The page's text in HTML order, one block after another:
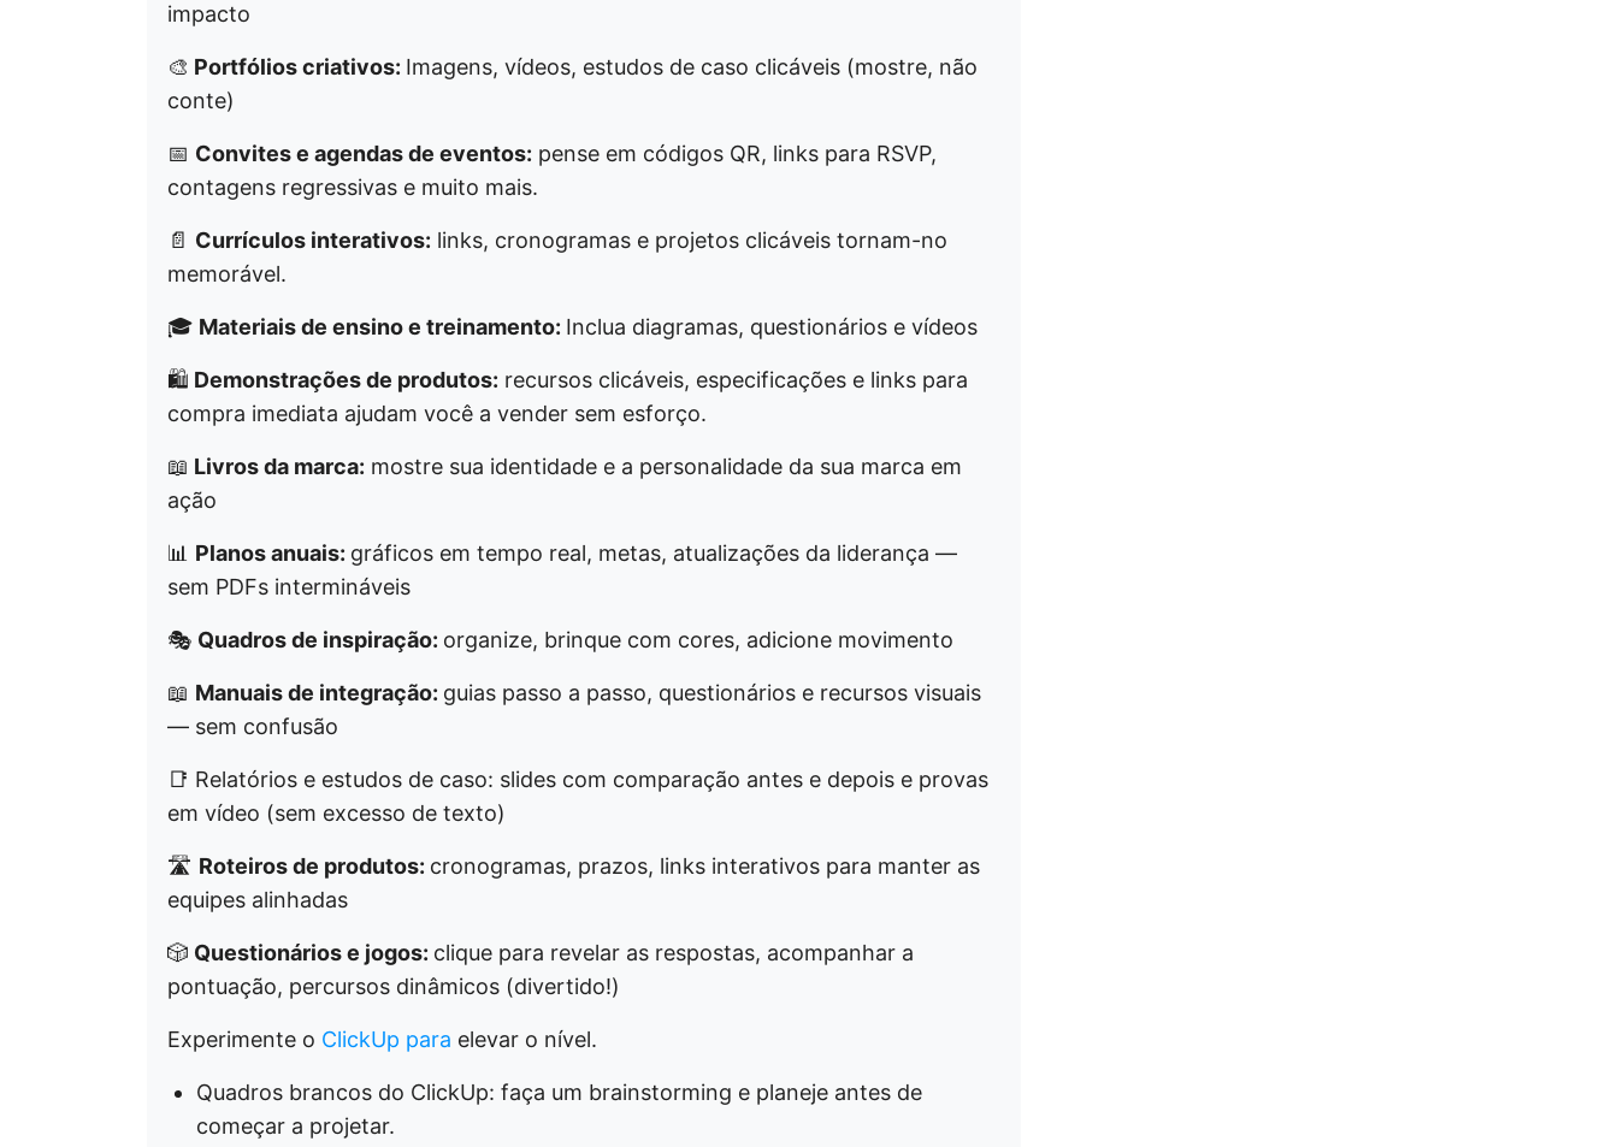
impacto
🎨 Portfólios criativos: Imagens, vídeos, estudos de caso clicáveis (mostre, não
conte)
📅 Convites e agendas de eventos: pense em códigos QR, links para RSVP,
contagens regressivas e muito mais.
📄 Currículos interativos: links, cronogramas e projetos clicáveis tornam-no
memorável.
🎓 Materiais de ensino e treinamento: Inclua diagramas, questionários e vídeos
🛍️ Demonstrações de produtos: recursos clicáveis, especificações e links para
compra imediata ajudam você a vender sem esforço.
📖 Livros da marca: mostre sua identidade e a personalidade da sua marca em
ação
📊 Planos anuais: gráficos em tempo real, metas, atualizações da liderança —
sem PDFs intermináveis
🎭 Quadros de inspiração: organize, brinque com cores, adicione movimento
📖 Manuais de integração: guias passo a passo, questionários e recursos visuais
— sem confusão
📑 Relatórios e estudos de caso: slides com comparação antes e depois e provas
em vídeo (sem excesso de texto)
🛣️ Roteiros de produtos: cronogramas, prazos, links interativos para manter as
equipes alinhadas
🎲 Questionários e jogos: clique para revelar as respostas, acompanhar a
pontuação, percursos dinâmicos (divertido!)
Experimente o ClickUp para elevar o nível.
Quadros brancos do ClickUp: faça um brainstorming e planeje antes de
começar a projetar.